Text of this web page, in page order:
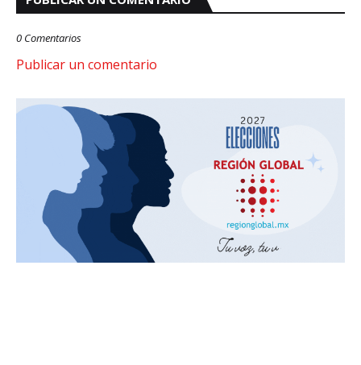
0 Comentarios
Publicar un comentario